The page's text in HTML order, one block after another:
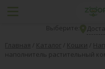
Выберите:
Главная / Каталог / Кошки /
наполнитель растительный